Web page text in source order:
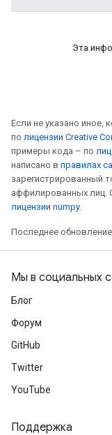
Эта
Если не указано иное,
по лицензии Creative
примеры кода – по
написано в правилах
зарегистрированный
аффилированных лиц.
лицензии numpy.
Последнее
Мы в социальных
Блог
Форум
GitHub
Twitter
YouTube
Поддержка